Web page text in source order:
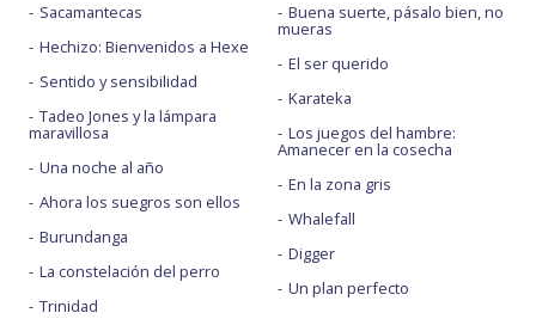
Sacamantecas
Hechizo: Bienvenidos a Hexe
Sentido y sensibilidad
Tadeo Jones y la lámpara
maravillosa
Una noche al año
Ahora los suegros son ellos
Burundanga
La constelación del perro
Trinidad
Buena suerte, pásalo bien, no
mueras
El ser querido
Karateka
Los juegos del hambre:
Amanecer en la cosecha
En la zona gris
Whalefall
Digger
Un plan perfecto